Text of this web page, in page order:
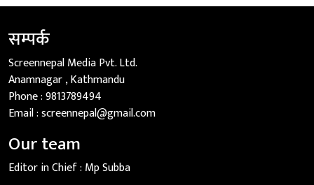
सम्पर्क
Screennepal Media Pvt. Ltd.
Anamnagar , Kathmandu
Phone :9813789494
Email :screennepal@gmail.com
Our team
Editor in Chief : Mp Subba